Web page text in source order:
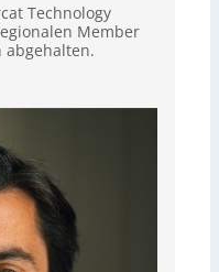
Technology
Member
abgehalten.